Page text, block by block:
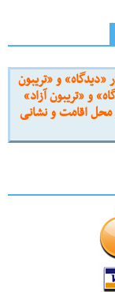
و «تریبون
و «تریبون آزاد»
اقامت و نشانی